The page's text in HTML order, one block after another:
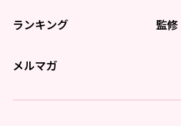
ランキング 監
メルマガ